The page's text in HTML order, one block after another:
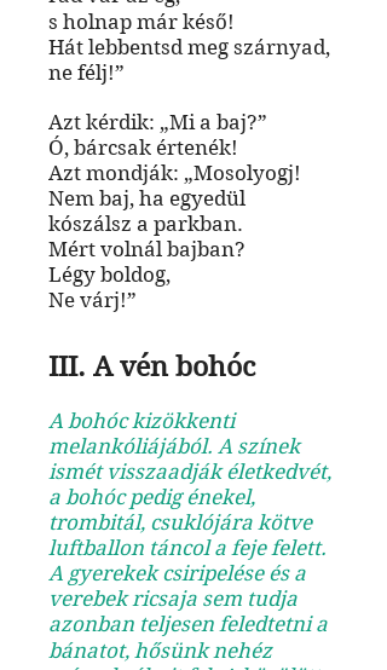
s holnap már késő!
Hát lebbentsd meg szárnyad,
ne félj!”
Azt kérdik: „Mi a baj?”
Ó, bárcsak értenék!
Azt mondják: „Mosolyogj!
Nem baj, ha egyedül
kószálsz a parkban.
Mért volnál bajban?
Légy boldog,
Ne várj!”
III. A vén bohóc
A bohóc kizökkenti
melankóliájából. A színek
ismét visszaadják életkedvét,
a bohóc pedig énekel,
trombitál, csuklójára kötve
luftballon táncol a feje felett.
A gyerekek csiripelése és a
verebek ricsaja sem tudja
azonban teljesen feledtetni a
bánatot, hősünk nehéz